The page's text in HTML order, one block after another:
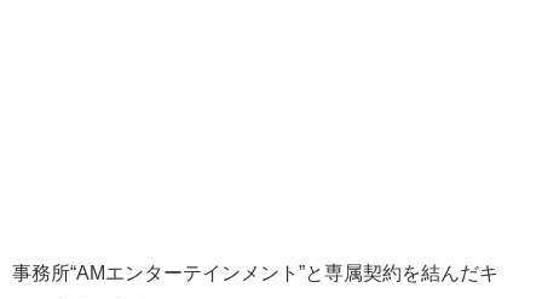
事務所“AMエンターテインメント”と専属契約を結んだキ